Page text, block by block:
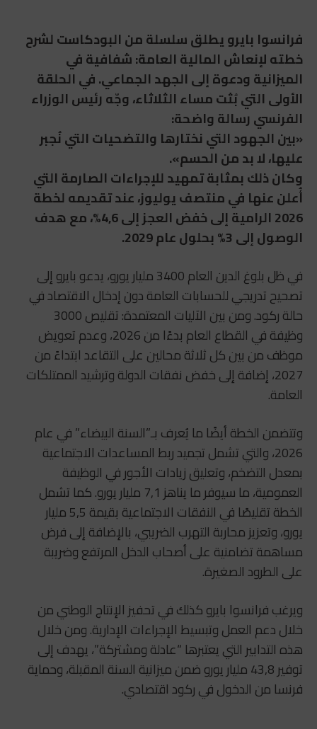
فرانسوا بايرو يطلق سلسلة من البودكاست لشرح
خطته لإنعاش المالية العامة: شفافية في
الميزانية ودعوة إلى الجهد الجماعي. في الحلقة
الأولى التي بُثت مساء الثلاثاء، وجّه رئيس الوزراء
الفرنسي رسالة واضحة:
«بين الجهود التي نختارها والتضحيات التي نُجبر
عليها، لا بد من الحسم».
وكان ذلك بمثابة تمهيد للإجراءات الصارمة التي
أُعلن عنها في منتصف يوليوز، عند تقديمه لخطة
2026 الرامية إلى خفض العجز إلى 4,6%، مع هدف
الوصول إلى 3% بحلول عام 2029.
في ظل بلوغ الدين العام 3400 مليار يورو، يدعو بايرو إلى
تصحيح تدريجي للحسابات العامة دون إدخال الاقتصاد في
حالة ركود. ومن بين الآليات المعتمدة: تقليص 3000
وظيفة في القطاع العام بدءًا من 2026، وعدم تعويض
موظف من بين كل ثلاثة محالين على التقاعد ابتداءً من
2027، إضافة إلى خفض نفقات الدولة وترشيد الممتلكات
العامة.
وتتضمن الخطة أيضًا ما يُعرف بـ”السنة البيضاء” في عام
2026، والتي تشمل تجميد ربط المساعدات الاجتماعية
بمعدل التضخم، وتعليق زيادات الأجور في الوظيفة
العمومية، ما سيوفر ما يناهز 7,1 مليار يورو. كما تشمل
الخطة تقليصًا في النفقات الاجتماعية بقيمة 5,5 مليار
يورو، وتعزيز محاربة التهرب الضريبي، بالإضافة إلى فرض
مساهمة تضامنية على أصحاب الدخل المرتفع وضريبة
على الطرود الصغيرة.
ويرغب فرانسوا بايرو كذلك في تحفيز الإنتاج الوطني من
خلال دعم العمل وتبسيط الإجراءات الإدارية. ومن خلال
هذه التدابير التي يعتبرها “عادلة ومشتركة”، يهدف إلى
توفير 43,8 مليار يورو ضمن ميزانية السنة المقبلة، وحماية
فرنسا من الدخول في ركود اقتصادي.